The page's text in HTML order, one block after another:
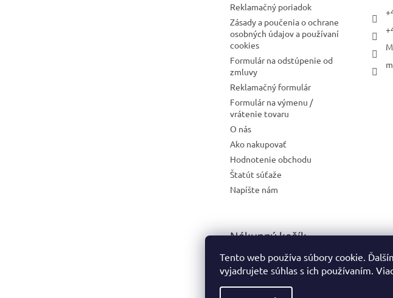
Tento web používa súbory cookie.
vyjadrujete súhlas s ich používaním.
Reklamačný poriadok
Zásady a poučenia o ochrane
osobných údajov a používaní
cookies
Formulár na odstúpenie od
zmluvy
Reklamačný formulár
Formulár na výmenu /
vrátenie tovaru
O nás
Ako nakupovať
Hodnotenie obchodu
Štatút súťaže
Napíšte nám
Nákupný košík
0KS /0 €